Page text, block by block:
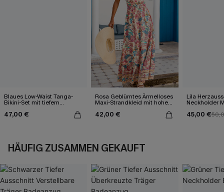
Blaues Low-Waist Tanga-
Bikini-Set mit tiefem
47,00 €
Rosa Geblümtes Ärmelloses
Maxi-Strandkleid mit hohem
42,00 €
Lila
Neckholder
45,00 €
HÄUFIG ZUSAMMEN GEKAUFT